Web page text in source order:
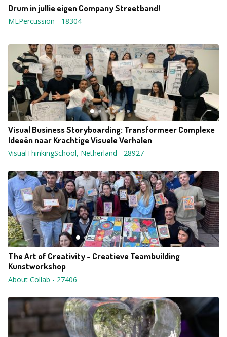
Drum in jullie eigen Company Streetband!
MLPercussion - 18304
Visual Business Storyboarding: Transformeer Complexe
Ideeën naar Krachtige Visuele Verhalen
VisualThinkingSchool, Netherland - 28927
The Art of Creativity - Creatieve Teambuilding
Kunstworkshop
About Collab - 27406